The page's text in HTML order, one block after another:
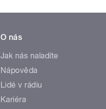
O nás
Jak nás naladíte
Nápověda
Lidé v rádiu
Kariéra